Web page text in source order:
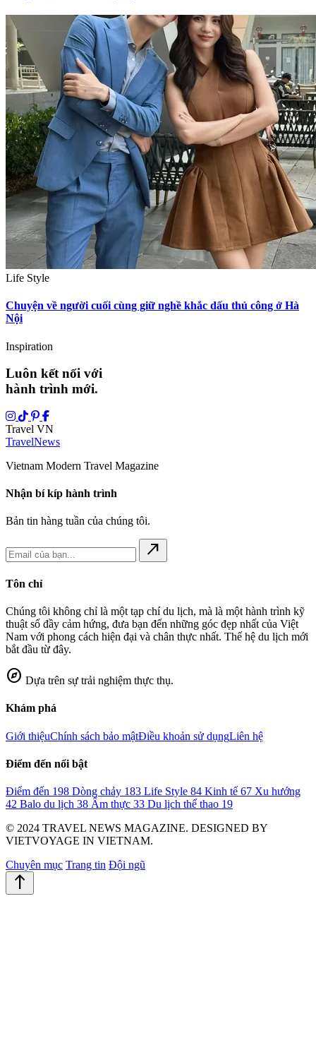
Life Style
Chuyện về người cuối cùng giữ nghề khắc dấu thủ công ở Hà
Nội
Inspiration
Luôn kết nối với
hành trình mới.
Travel VN
TravelNews
Vietnam Modern Travel Magazine
Nhận bí kíp hành trình
Bản tin hàng tuần của chúng tôi.
north_east
Tôn chỉ
Chúng tôi không chỉ là một tạp chí du lịch, mà là một hành trình kỹ
thuật số đầy cảm hứng, đưa bạn đến những góc đẹp nhất của Việt
Nam với phong cách hiện đại và chân thực nhất. Thế hệ du lịch mới
bắt đầu từ đây.
explore Dựa trên sự trải nghiệm thực thụ.
Khám phá
Giới thiệuChính sách bảo mậtĐiều khoản sử dụngLiên hệ
Điểm đến nổi bật
Điểm đến 198 Dòng chảy 183 Life Style 84 Kinh tế 67 Xu hướng
42 Balo du lịch 38 Ẩm thực 33 Du lịch thể thao 19
© 2024 TRAVEL NEWS MAGAZINE. DESIGNED BY
VIETVOYAGE IN VIETNAM.
Chuyên mục Trang tin Đội ngũ
north